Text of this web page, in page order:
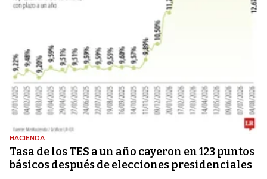
HACIENDA
Tasa de los TES a un año cayeron en 123 puntos
básicos después de elecciones presidenciales